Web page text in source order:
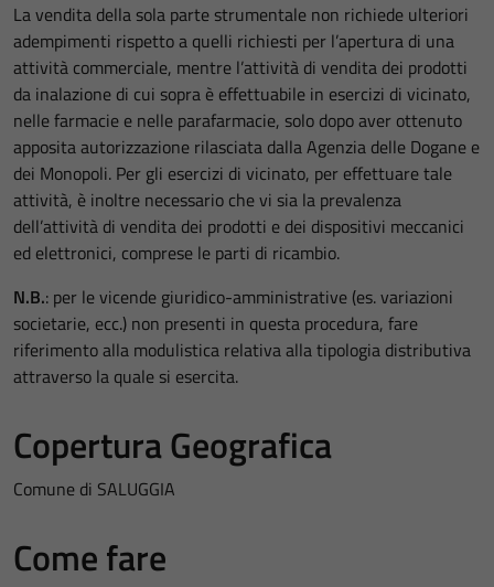
La vendita della sola parte strumentale non richiede ulteriori
adempimenti rispetto a quelli richiesti per l’apertura di una
attività commerciale, mentre l’attività di vendita dei prodotti
da inalazione di cui sopra è effettuabile in esercizi di vicinato,
nelle farmacie e nelle parafarmacie, solo dopo aver ottenuto
apposita autorizzazione rilasciata dalla Agenzia delle Dogane e
dei Monopoli. Per gli esercizi di vicinato, per effettuare tale
attività, è inoltre necessario che vi sia la prevalenza
dell’attività di vendita dei prodotti e dei dispositivi meccanici
ed elettronici, comprese le parti di ricambio.
N.B.: per le vicende giuridico-amministrative (es. variazioni
societarie, ecc.) non presenti in questa procedura, fare
riferimento alla modulistica relativa alla tipologia distributiva
attraverso la quale si esercita.
Copertura Geografica
Comune di SALUGGIA
Come fare